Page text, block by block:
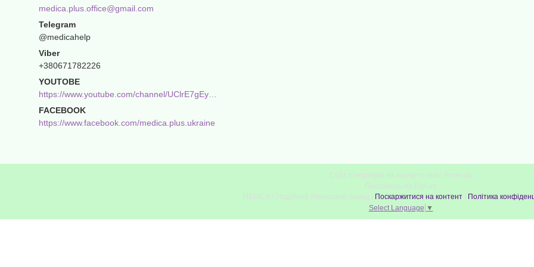
medica.plus.office@gmail.com
@medicahelp
+380671782226
YOUTOBE
FACEBOOK
https://www.facebook.com/medica.plus.ukraine
Сайт створений на маркетплейсі Prom.ua
Продавець на Bigl.ua
MEDICA+ Надійний Японський бренд | Поскаржитися на контент | Політика
Select Language ▼